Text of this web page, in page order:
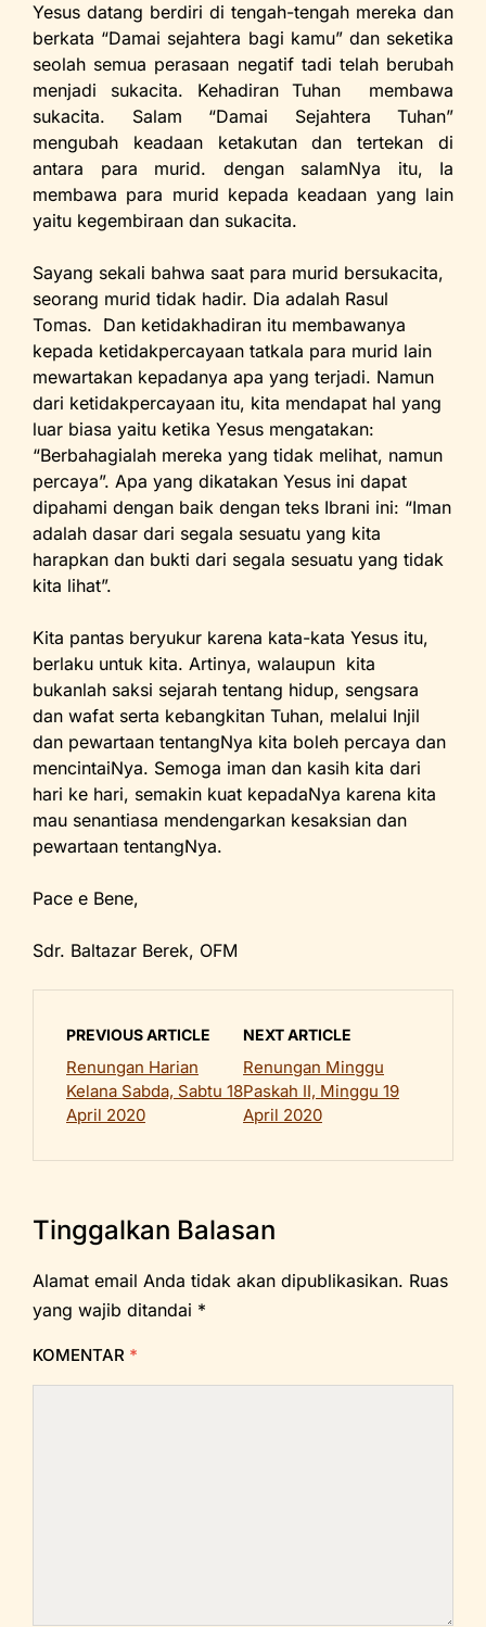
Yesus datang berdiri di tengah-tengah mereka dan
berkata “Damai sejahtera bagi kamu” dan seketika
seolah semua perasaan negatif tadi telah berubah
menjadi sukacita. Kehadiran Tuhan membawa
sukacita. Salam “Damai Sejahtera Tuhan”
mengubah keadaan ketakutan dan tertekan di
antara para murid. dengan salamNya itu, Ia
membawa para murid kepada keadaan yang lain
yaitu kegembiraan dan sukacita.
Sayang sekali bahwa saat para murid bersukacita,
seorang murid tidak hadir. Dia adalah Rasul
Tomas. Dan ketidakhadiran itu membawanya
kepada ketidakpercayaan tatkala para murid lain
mewartakan kepadanya apa yang terjadi. Namun
dari ketidakpercayaan itu, kita mendapat hal yang
luar biasa yaitu ketika Yesus mengatakan:
“Berbahagialah mereka yang tidak melihat, namun
percaya”. Apa yang dikatakan Yesus ini dapat
dipahami dengan baik dengan teks Ibrani ini: “Iman
adalah dasar dari segala sesuatu yang kita
harapkan dan bukti dari segala sesuatu yang tidak
kita lihat”.
Kita pantas beryukur karena kata-kata Yesus itu,
berlaku untuk kita. Artinya, walaupun kita
bukanlah saksi sejarah tentang hidup, sengsara
dan wafat serta kebangkitan Tuhan, melalui Injil
dan pewartaan tentangNya kita boleh percaya dan
mencintaiNya. Semoga iman dan kasih kita dari
hari ke hari, semakin kuat kepadaNya karena kita
mau senantiasa mendengarkan kesaksian dan
pewartaan tentangNya.
Pace e Bene,
Sdr. Baltazar Berek, OFM
PREVIOUS ARTICLE
Renungan Harian
Kelana Sabda, Sabtu 18
April 2020
NEXT ARTICLE
Renungan Minggu
Paskah II, Minggu 19
April 2020
Tinggalkan Balasan
Alamat email Anda tidak akan dipublikasikan. Ruas
yang wajib ditandai *
KOMENTAR *